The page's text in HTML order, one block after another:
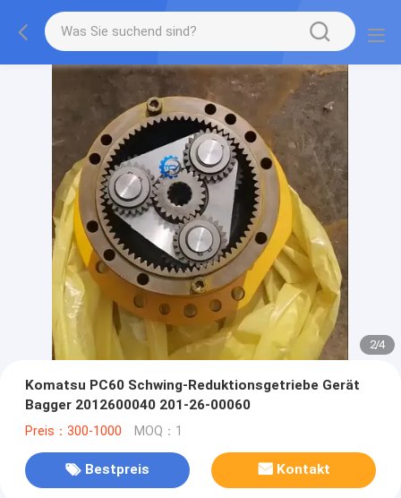
2/4
Komatsu PC60 Schwing-Reduktionsgetriebe Gerät
Bagger 2012600040 201-26-00060
Preis：300-1000 MOQ：1
Bestpreis Kontakt